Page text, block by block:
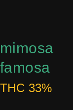
mimosa
famosa
THC 33%